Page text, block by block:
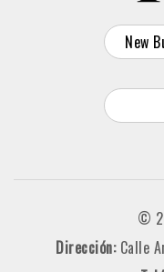
New
©
Dirección: Calle